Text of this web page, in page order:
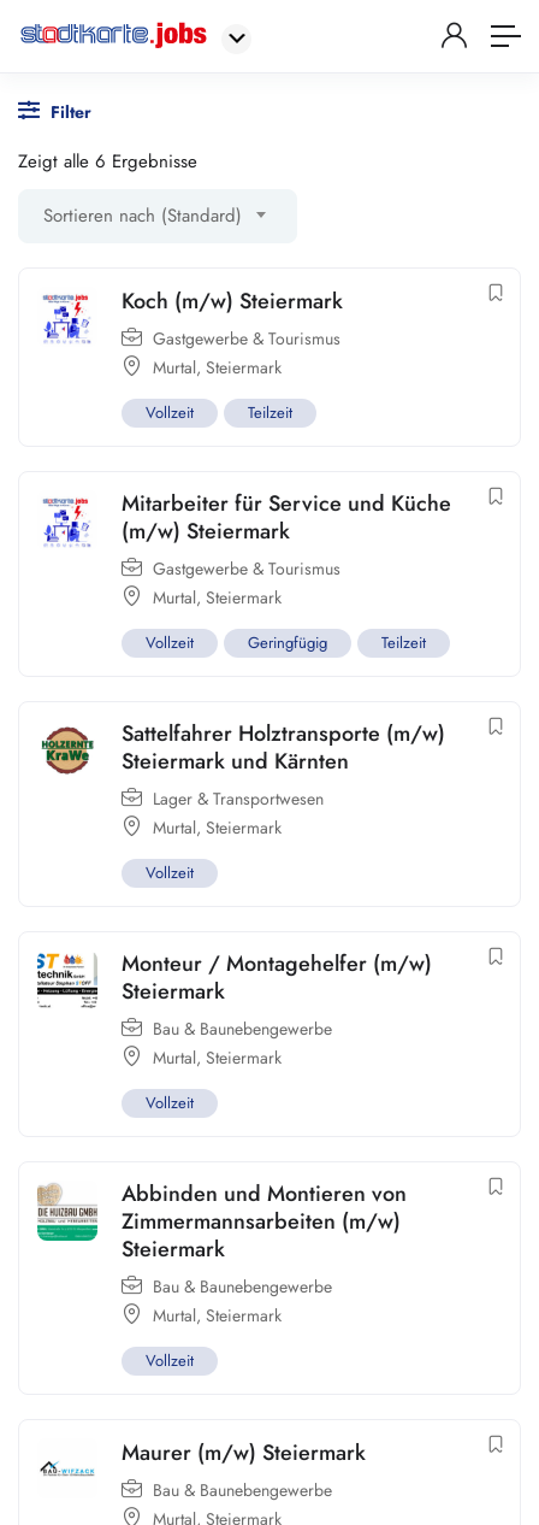
Filter
Zeigt alle 6 Ergebnisse
Sortieren nach (Standard)
Koch (m/w) Steiermark
Gastgewerbe & Tourismus
Murtal, Steiermark
Vollzeit Teilzeit
Mitarbeiter für Service und Küche
(m/w) Steiermark
Gastgewerbe & Tourismus
Murtal, Steiermark
Vollzeit Geringfügig Teilzeit
Sattelfahrer Holztransporte (m/w)
Steiermark und Kärnten
Lager & Transportwesen
Murtal, Steiermark
Vollzeit
Monteur / Montagehelfer (m/w)
Steiermark
Bau & Baunebengewerbe
Murtal, Steiermark
Vollzeit
Abbinden und Montieren von
Zimmermannsarbeiten (m/w)
Steiermark
Bau & Baunebengewerbe
Murtal, Steiermark
Vollzeit
Maurer (m/w) Steiermark
Bau & Baunebengewerbe
Murtal, Steiermark